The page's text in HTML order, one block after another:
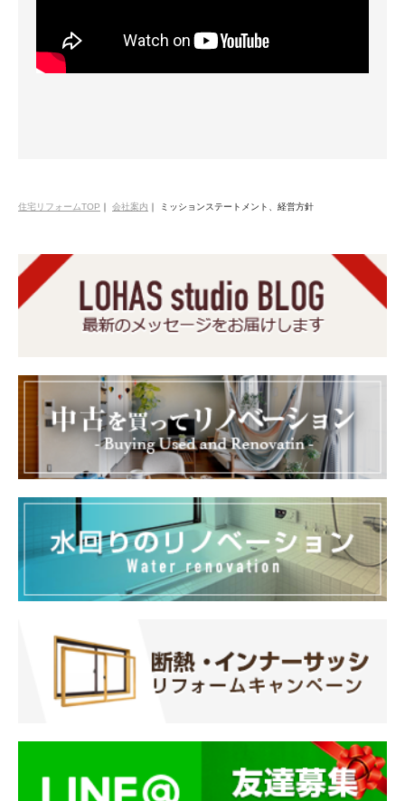
住宅リフォームTOP ｜ 会社案内 ｜ ミッションステートメント、経営方針